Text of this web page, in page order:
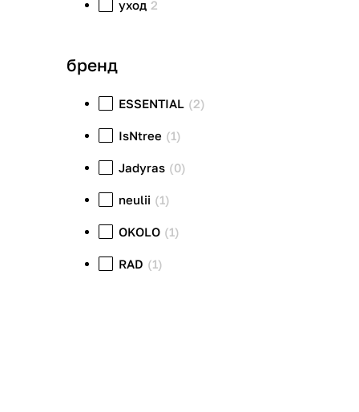
уход 2
бренд
ESSENTIAL (2)
IsNtree (1)
Jadyras (0)
neulii (1)
OKOLO (1)
RAD (1)